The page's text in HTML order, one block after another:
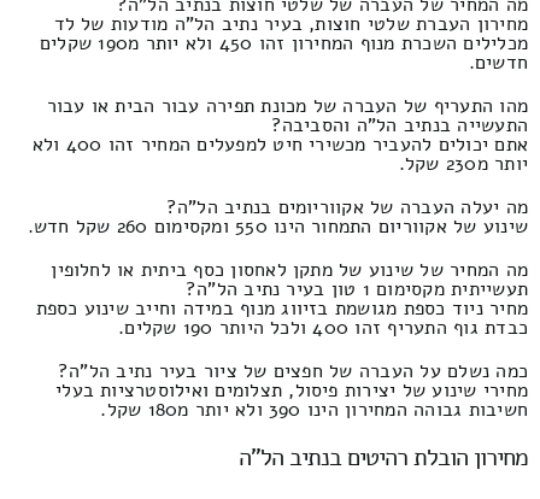
מחירון העברת שלטי חוצות, בעיר נתיב הל"ה מודעות של לד
מכלילים השכרת מנוף המחירון זהו 450 ולא יותר מ190 שקלים
חדשים.
מהו התעריף של העברה של מכונת תפירה עבור הבית או עבור
התעשייה בנתיב הל"ה והסביבה?
אתם יכולים להעביר מכשירי חיט למפעלים המחיר זהו 400 ולא
יותר מ230 שקל.
מה יעלה העברה של אקווריומים בנתיב הל"ה?
שינוע של אקווריום התמחור הינו 550 ומקסימום 260 שקל חדש.
מה המחיר של שינוע של מתקן לאחסון כסף ביתית או לחלופין
תעשייתית מקסימום 1 טון בעיר נתיב הל"ה?
מחיר ניוד כספת מגושמת בזיווג מנוף במידה וחייב שינוע כספת
כבדת גוף התעריף זהו 400 ולכל היותר 190 שקלים.
כמה נשלם על העברה של חפצים של ציור בעיר נתיב הל"ה?
מחירי שינוע של יצירות פיסול, תצלומים ואילוסטרציות בעלי
חשיבות גבוהה המחירון הינו 390 ולא יותר מ180 שקל.
מחירון הובלת רהיטים בנתיב הל"ה